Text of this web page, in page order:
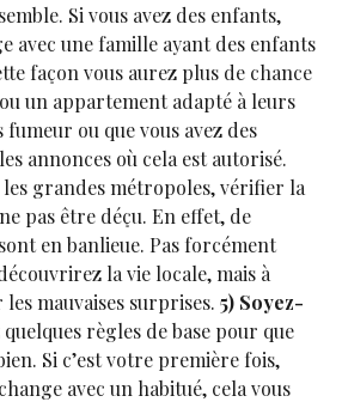
Si vous avez des enfants,
avec une famille ayant des enfants
façon vous aurez plus de chance
un appartement adapté à leurs
fumeur ou que vous avez des
annonces où cela est autorisé.
les grandes métropoles, vérifier la
pas être déçu. En effet, de
en banlieue. Pas forcément
la vie locale, mais à
mauvaises surprises. 5) Soyez-
quelques règles de base pour que
Si c’est votre première fois,
avec un habitué, cela vous